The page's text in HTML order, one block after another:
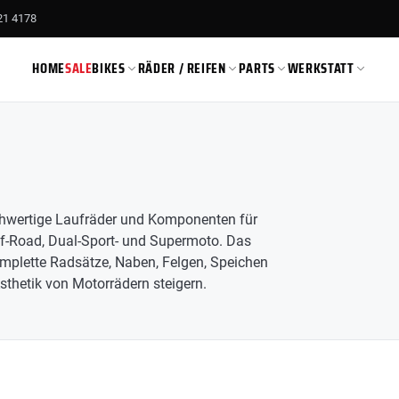
4178
HOMESALEBIKES RÄDER / REIFEN PARTS WERKSTATT
RFN APOLLO
Laufräder und Komponenten für
Dual-Sport- und Supermoto. Das
Radsätze, Naben, Felgen, Speichen
von Motorrädern steigern.